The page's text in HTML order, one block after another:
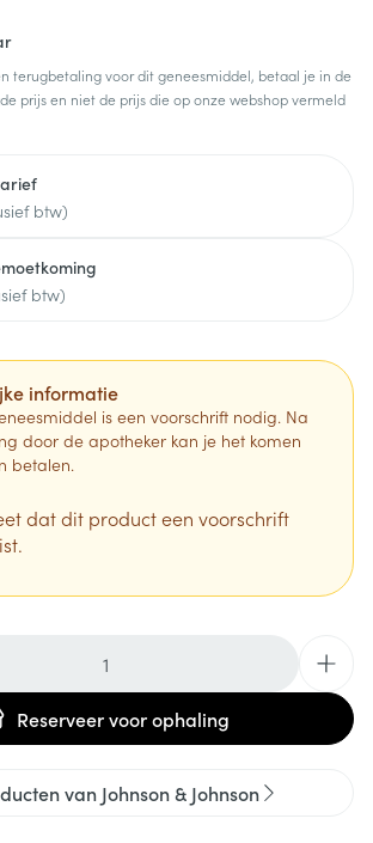
terugbetaling voor dit geneesmiddel, betaal je in de
prijs en niet de prijs die op onze webshop vermeld
btw)
btw)
informatie
is een voorschrift nodig. Na
door de apotheker kan je het komen
betalen.
dat dit product een voorschrift
Reserveervoor ophaling
van Johnson & Johnson